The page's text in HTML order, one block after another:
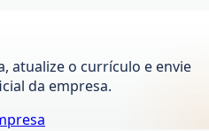
atualize o currículo e envie
da empresa.